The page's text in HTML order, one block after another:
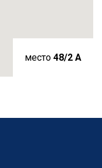
место 48/2 A